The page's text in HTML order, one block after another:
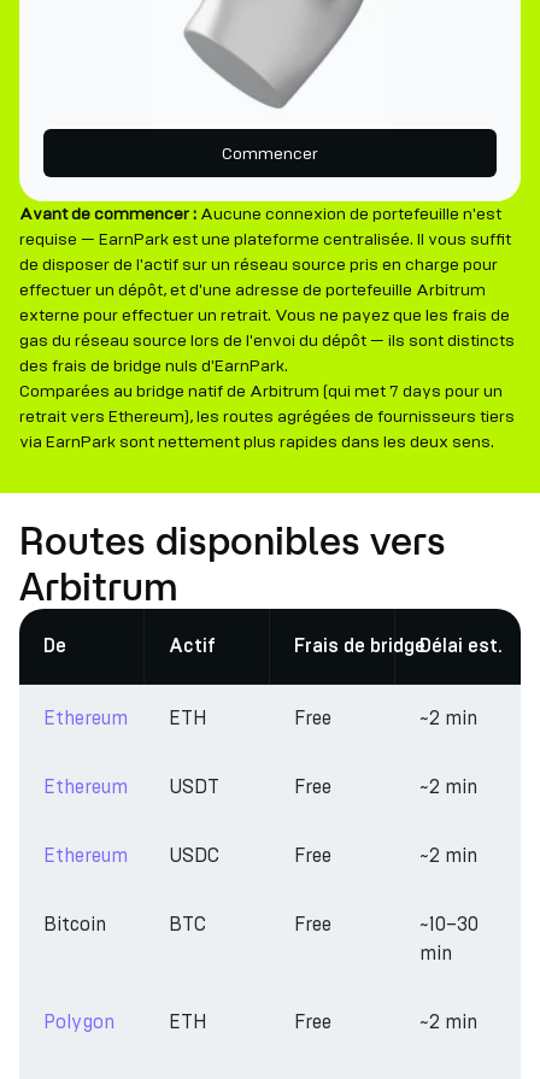
Commencer
Avant de commencer : Aucune connexion de portefeuille n'est
requise — EarnPark est une plateforme centralisée. Il vous suffit
de disposer de l'actif sur un réseau source pris en charge pour
effectuer un dépôt, et d'une adresse de portefeuille Arbitrum
externe pour effectuer un retrait. Vous ne payez que les frais de
gas du réseau source lors de l'envoi du dépôt — ils sont distincts
des frais de bridge nuls d'EarnPark.
Comparées au bridge natif de Arbitrum (qui met 7 days pour un
retrait vers Ethereum), les routes agrégées de fournisseurs tiers
via EarnPark sont nettement plus rapides dans les deux sens.
Routes disponibles vers
Arbitrum
De Actif Frais de bridgeDélai est.
Ethereum ETH Free ~2 min
Ethereum USDT Free ~2 min
Ethereum USDC Free ~2 min
Bitcoin BTC Free
~10–30
min
Polygon ETH Free ~2 min